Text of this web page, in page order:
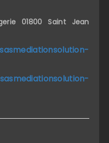
01800 Saint Jean